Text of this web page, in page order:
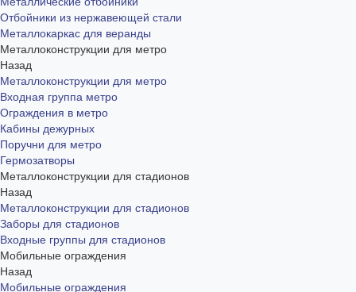
Отбойники из нержавеющей стали
Металлокаркас для веранды
Металлоконструкции для метро
Назад
Металлоконструкции для метро
Входная группа метро
Ограждения в метро
Кабины дежурных
Поручни для метро
Гермозатворы
Металлоконструкции для стадионов
Назад
Металлоконструкции для стадионов
Заборы для стадионов
Входные группы для стадионов
Мобильные ограждения
Назад
Мобильные ограждения